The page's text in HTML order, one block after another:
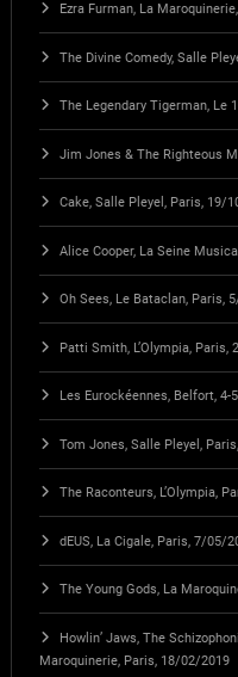
Ezra Furman, La
The Divine Comedy, Salle
The Legendary Tigerman, Le
Jim Jones & The Righteous
Cake, Salle Pleyel, Paris, 19/
Alice Cooper, La Seine
Oh Sees, Le Bataclan, Paris,
Patti Smith, L’Olympia, Paris,
Les Eurockéennes, Belfort, 4-
Tom Jones, Salle Pleyel,
The Raconteurs, L’Olympia,
dEUS, La Cigale, Paris, 7/05/
The Young Gods, La
Howlin’ Jaws, The
Maroquinerie, Paris, 18/02/2019